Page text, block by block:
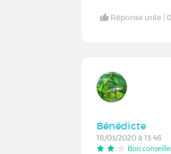
Réponse utile |0
Bénédicte
18/03/2020 à 13:46
Bon